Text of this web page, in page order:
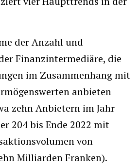
der Anzahl und
Finanzintermediäre, die
im Zusammenhang mit
anbieten
zehn Anbietern im Jahr
204 bis Ende 2022 mit
von
Milliarden Franken).